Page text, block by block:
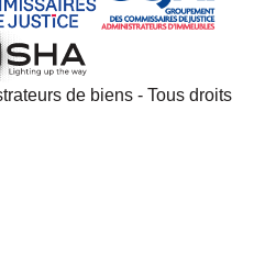
de biens - Tous droits